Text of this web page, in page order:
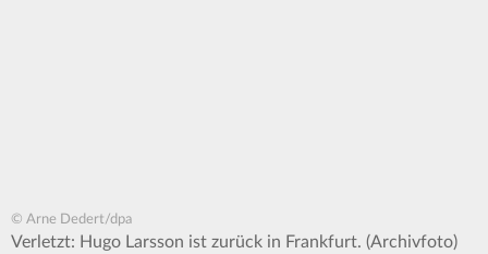
© Arne Dedert/dpa
Verletzt: Hugo Larsson ist zurück in Frankfurt. (Archivfoto)